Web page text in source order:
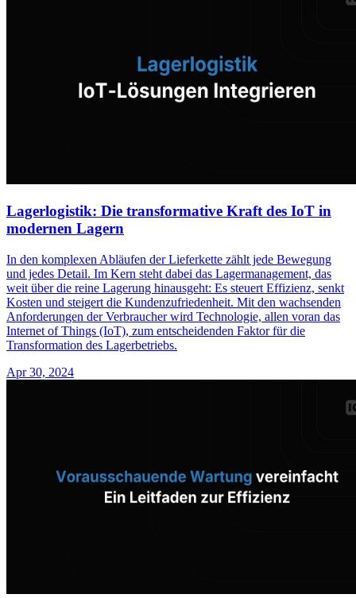
Lagerlogistik: Die transformative Kraft des IoT in
modernen Lagern
In den komplexen Abläufen der Lieferkette zählt jede Bewegung
und jedes Detail. Im Kern steht dabei das Lagermanagement, das
weit über die reine Lagerung hinausgeht: Es steuert Effizienz, senkt
Kosten und steigert die Kundenzufriedenheit. Mit den wachsenden
Anforderungen der Verbraucher wird Technologie, allen voran das
Internet of Things (IoT), zum entscheidenden Faktor für die
Transformation des Lagerbetriebs.
Apr 30, 2024